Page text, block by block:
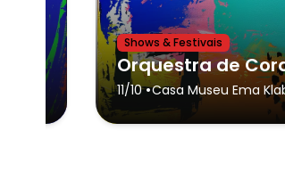
Shows & Festivais
11/10 •Casa Museu Ema